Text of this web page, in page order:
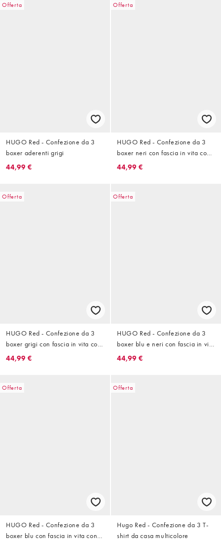
Offerta
HUGO Red - Confezione da 3
boxer aderenti grigi
44,99 €
Offerta
HUGO Red - Confezione da 3
boxer neri con fascia in vita con
logo
44,99 €
Offerta
HUGO Red - Confezione da 3
boxer grigi con fascia in vita con
logo
44,99 €
Offerta
HUGO Red - Confezione da 3
boxer blu e neri con fascia in vita
con logo
44,99 €
Offerta
HUGO Red - Confezione da 3
boxer blu con fascia in vita con
Offerta
Hugo Red - Confezione da 3 T-
shirt da casa multicolore